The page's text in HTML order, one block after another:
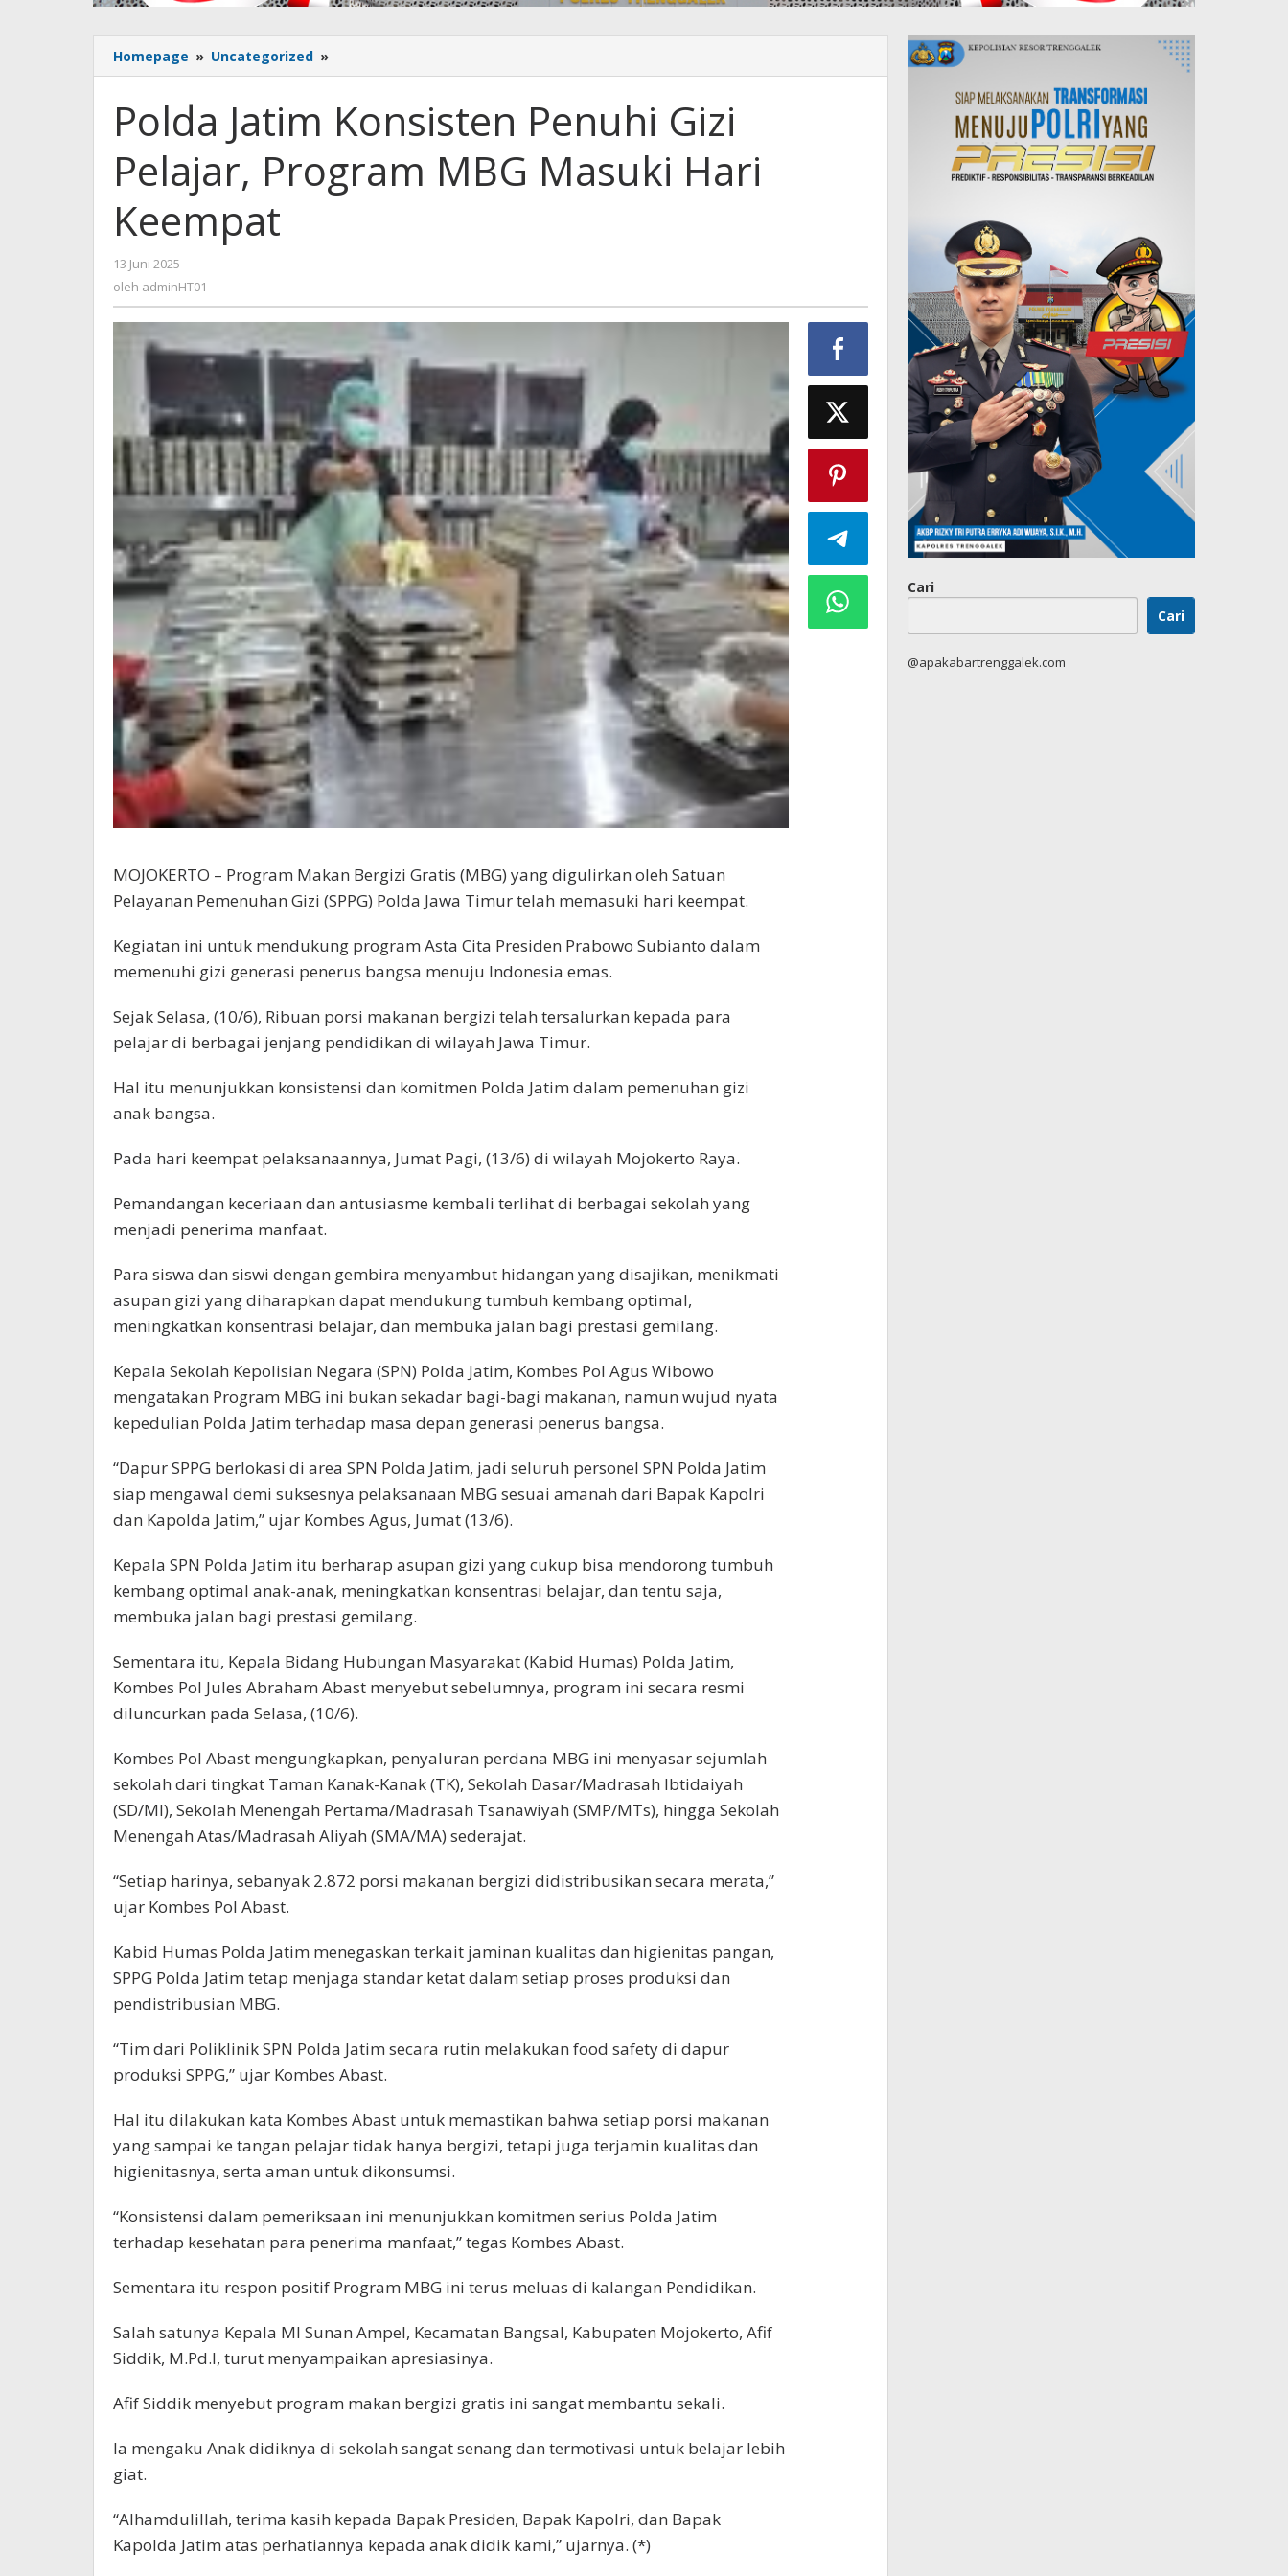
Homepage » Uncategorized »
Jatim
Penuhi
Gizi
Program
MBG
Polda Jatim Konsisten Penuhi Gizi
Pelajar, Program MBG Masuki Hari
Keempat
13 Juni 2025
adminHT01
oleh adminHT01
MOJOKERTO – Program Makan Bergizi Gratis (MBG) yang digulirkan oleh Satuan
Pelayanan Pemenuhan Gizi (SPPG) Polda Jawa Timur telah memasuki hari keempat.
Kegiatan ini untuk mendukung program Asta Cita Presiden Prabowo Subianto dalam
memenuhi gizi generasi penerus bangsa menuju Indonesia emas.
Sejak Selasa, (10/6), Ribuan porsi makanan bergizi telah tersalurkan kepada para
pelajar di berbagai jenjang pendidikan di wilayah Jawa Timur.
Hal itu menunjukkan konsistensi dan komitmen Polda Jatim dalam pemenuhan gizi
anak bangsa.
Pada hari keempat pelaksanaannya, Jumat Pagi, (13/6) di wilayah Mojokerto Raya.
Pemandangan keceriaan dan antusiasme kembali terlihat di berbagai sekolah yang
menjadi penerima manfaat.
Para siswa dan siswi dengan gembira menyambut hidangan yang disajikan, menikmati
asupan gizi yang diharapkan dapat mendukung tumbuh kembang optimal,
meningkatkan konsentrasi belajar, dan membuka jalan bagi prestasi gemilang.
Kepala Sekolah Kepolisian Negara (SPN) Polda Jatim, Kombes Pol Agus Wibowo
mengatakan Program MBG ini bukan sekadar bagi-bagi makanan, namun wujud nyata
kepedulian Polda Jatim terhadap masa depan generasi penerus bangsa.
“Dapur SPPG berlokasi di area SPN Polda Jatim, jadi seluruh personel SPN Polda Jatim
siap mengawal demi suksesnya pelaksanaan MBG sesuai amanah dari Bapak Kapolri
dan Kapolda Jatim,” ujar Kombes Agus, Jumat (13/6).
Kepala SPN Polda Jatim itu berharap asupan gizi yang cukup bisa mendorong tumbuh
kembang optimal anak-anak, meningkatkan konsentrasi belajar, dan tentu saja,
membuka jalan bagi prestasi gemilang.
Sementara itu, Kepala Bidang Hubungan Masyarakat (Kabid Humas) Polda Jatim,
Kombes Pol Jules Abraham Abast menyebut sebelumnya, program ini secara resmi
diluncurkan pada Selasa, (10/6).
Kombes Pol Abast mengungkapkan, penyaluran perdana MBG ini menyasar sejumlah
sekolah dari tingkat Taman Kanak-Kanak (TK), Sekolah Dasar/Madrasah Ibtidaiyah
(SD/MI), Sekolah Menengah Pertama/Madrasah Tsanawiyah (SMP/MTs), hingga Sekolah
Menengah Atas/Madrasah Aliyah (SMA/MA) sederajat.
“Setiap harinya, sebanyak 2.872 porsi makanan bergizi didistribusikan secara merata,”
ujar Kombes Pol Abast.
Kabid Humas Polda Jatim menegaskan terkait jaminan kualitas dan higienitas pangan,
SPPG Polda Jatim tetap menjaga standar ketat dalam setiap proses produksi dan
pendistribusian MBG.
“Tim dari Poliklinik SPN Polda Jatim secara rutin melakukan food safety di dapur
produksi SPPG,” ujar Kombes Abast.
Hal itu dilakukan kata Kombes Abast untuk memastikan bahwa setiap porsi makanan
yang sampai ke tangan pelajar tidak hanya bergizi, tetapi juga terjamin kualitas dan
higienitasnya, serta aman untuk dikonsumsi.
“Konsistensi dalam pemeriksaan ini menunjukkan komitmen serius Polda Jatim
terhadap kesehatan para penerima manfaat,” tegas Kombes Abast.
Sementara itu respon positif Program MBG ini terus meluas di kalangan Pendidikan.
Salah satunya Kepala MI Sunan Ampel, Kecamatan Bangsal, Kabupaten Mojokerto, Afif
Siddik, M.Pd.I, turut menyampaikan apresiasinya.
Afif Siddik menyebut program makan bergizi gratis ini sangat membantu sekali.
Ia mengaku Anak didiknya di sekolah sangat senang dan termotivasi untuk belajar lebih
giat.
“Alhamdulillah, terima kasih kepada Bapak Presiden, Bapak Kapolri, dan Bapak
Kapolda Jatim atas perhatiannya kepada anak didik kami,” ujarnya. (*)
Cari
Cari
@apakabartrenggalek.com